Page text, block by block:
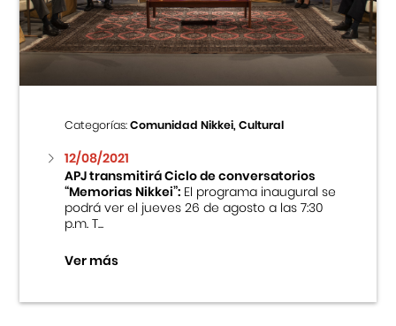
Centro Cultural Peruano Japonés
Museo de la Inmigración Japonesa
Fondo Editorial
Teatro Peruano Japonés
Categorías:Comunidad Nikkei, Cultural
12/08/2021
APJ transmitirá Ciclo de conversatorios
“Memorias Nikkei”:El programa inaugural se
podrá ver el jueves 26 de agosto a las 7:30
p.m. T...
Ver más